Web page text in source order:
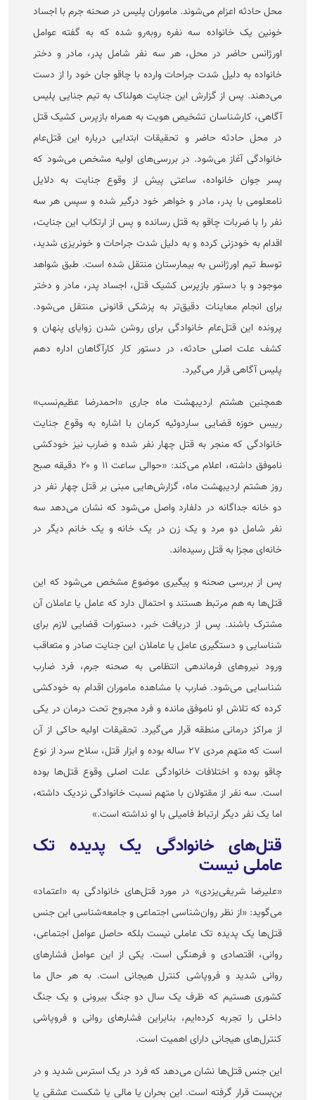
محل حادثه اعزام می‌شوند. ماموران پلیس در صحنه جرم با اجساد
خونین یک خانواده سه نفره روبه‌رو شده که به گفته عوامل
اورژانس حاضر در محل، هر سه نفر شامل پدر، مادر و دختر
خانواده به دلیل شدت جراحات وارده با چاقو جان خود را از دست
می‌دهند. پس از گزارش این جنایت هولناک به تیم جنایی پلیس
آگاهی، کارشناسان تشخیص هویت به همراه بازپرس کشیک قتل
در محل حادثه حاضر و تحقیقات ابتدایی درباره این قتل‌عام
خانوادگی آغاز می‌شود. در بررسی‌های اولیه مشخص می‌شود که
پسر جوان خانواده، ساعتی پیش از وقوع جنایت به دلایل
نامعلومی با پدر، مادر و خواهر خود درگیر شده و سپس هر سه
نفر را با ضربات چاقو به قتل رسانده و پس از ارتکاب این جنایت،
اقدام به خودزنی کرده و به دلیل شدت جراحات و خونریزی شدید،
توسط تیم اورژانس به بیمارستان منتقل شده است. طبق شواهد
موجود و با دستور بازپرس کشیک قتل، اجساد پدر، مادر و دختر
برای انجام معاینات دقیق‌تر به پزشکی قانونی منتقل می‌شود.
پرونده این قتل‌عام خانوادگی برای روشن شدن زوایای پنهان و
کشف علت اصلی حادثه، در دستور کار کارآگاهان اداره دهم
پلیس آگاهی قرار می‌گیرد.
همچنین هشتم اردیبهشت ماه جاری «احمدرضا عظیم‌نسب»
رییس حوزه قضایی ساردوئیه کرمان با اشاره به وقوع جنایت
خانوادگی که منجر به قتل چهار نفر شده و ضارب نیز خودکشی
ناموفق داشته، اعلام می‌کند: «حوالی ساعت ۱۱ و ۲۰ دقیقه صبح
روز هشتم اردیبهشت ماه، گزارش‌هایی مبنی بر قتل چهار نفر در
دو خانه جداگانه در دلفارد واصل می‌شود که نشان می‌دهد سه
نفر شامل دو مرد و یک زن در یک خانه و یک خانم دیگر در
خانه‌ای مجزا به قتل رسیده‌اند.
پس از بررسی صحنه و پیگیری موضوع مشخص می‌شود که این
قتل‌ها به هم مرتبط هستند و احتمال دارد که عامل یا عاملان آن
مشترک باشند. پس از دریافت خبر، دستورات قضایی لازم برای
شناسایی و دستگیری عامل یا عاملان این جنایت صادر و متعاقب
ورود نیرو‌های فرماندهی انتظامی به صحنه جرم، فرد ضارب
شناسایی می‌شود. ضارب با مشاهده ماموران اقدام به خودکشی
کرده که تلاش او ناموفق مانده و فرد مجروح تحت درمان در یکی
از مراکز درمانی منطقه قرار می‌گیرد. تحقیقات اولیه حاکی از آن
است که متهم مردی ۲۷ ساله بوده و ابزار قتل، سلاح سرد از نوع
چاقو بوده و اختلافات خانوادگی علت اصلی وقوع قتل‌ها بوده
است. سه نفر از مقتولان با متهم نسبت خانوادگی نزدیک داشته،
اما یک نفر دیگر ارتباط فامیلی با او نداشته است.»
قتل‌های خانوادگی یک پدیده تک
عاملی نیست
«علیرضا شریفی‌یزدی» در مورد قتل‌های خانوادگی به «اعتماد»
می‌گوید: «از نظر روان‌شناسی اجتماعی و جامعه‌شناسی این جنس
قتل‌ها یک پدیده تک عاملی نیست بلکه حاصل عوامل اجتماعی،
روانی، اقتصادی و فرهنگی است. یکی از این عوامل فشار‌های
روانی شدید و فروپاشی کنترل هیجانی است. به هر حال ما
کشوری هستیم که ظرف یک سال دو جنگ بیرونی و یک جنگ
داخلی را تجربه کرده‌ایم، بنابراین فشار‌های روانی و فروپاشی
کنترل‌های هیجانی دارای اهمیت است.
این جنس قتل‌ها نشان می‌دهد که فرد در یک استرس شدید و در
بن‌بست قرار گرفته است. این بحران یا مالی یا شکست عشقی یا